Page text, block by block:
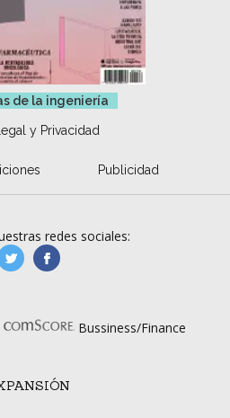
de la ingeniería
y Privacidad
Publicidad
redes sociales:
manufacturaGE
Bussiness/Finance